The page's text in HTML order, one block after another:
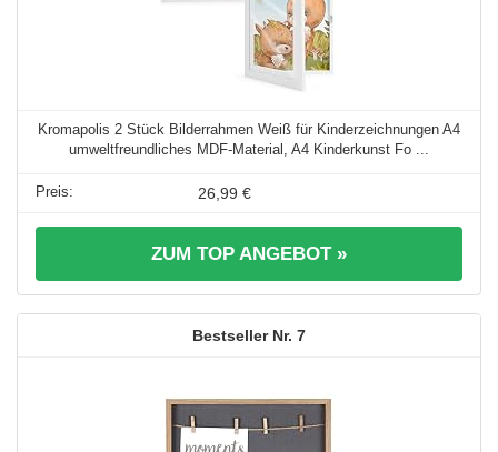
Kromapolis 2 Stück Bilderrahmen Weiß für Kinderzeichnungen A4
umweltfreundliches MDF-Material, A4 Kinderkunst Fo ...
26,99 €
ZUM TOP ANGEBOT »
7